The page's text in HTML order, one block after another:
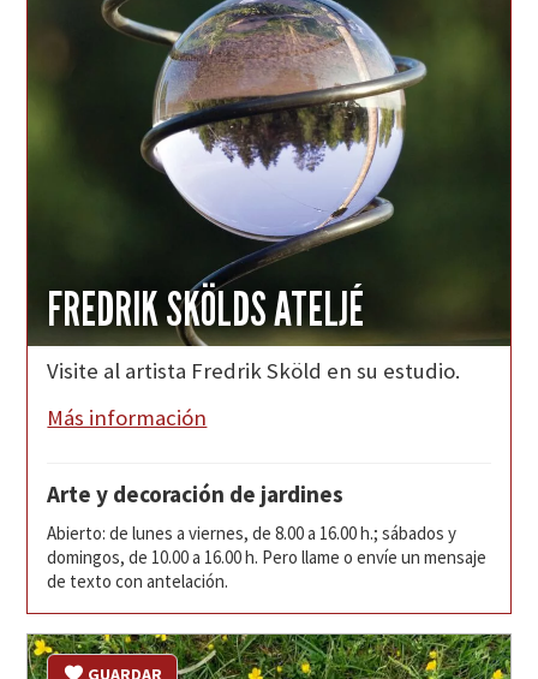
FREDRIK SKÖLDS ATELJÉ
Visite al artista Fredrik Sköld en su estudio.
Más información
Arte y decoración de jardines
Abierto: de lunes a viernes, de 8.00 a 16.00 h.; sábados y
domingos, de 10.00 a 16.00 h. Pero llame o envíe un mensaje
de texto con antelación.
GUARDAR